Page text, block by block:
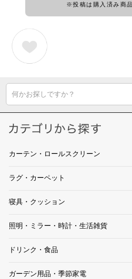
※投稿は購入済み商
何かお探しですか？
カーテン・ロールスクリーン
ラグ・カーペット
寝具・クッション
照明・ミラー・時計・生活雑貨
ドリンク・食品
ガーデン用品・季節家電